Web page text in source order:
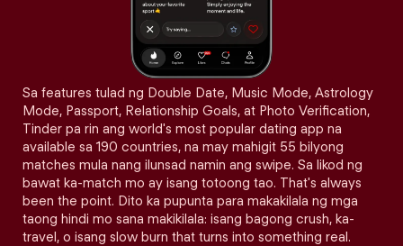
Sa features tulad ng Double Date, Music Mode, Astrology
Mode, Passport, Relationship Goals, at Photo Verification,
Tinder pa rin ang world's most popular dating app na
available sa 190 countries, na may mahigit 55 bilyong
matches mula nang ilunsad namin ang swipe. Sa likod ng
bawat ka-match mo ay isang totoong tao. That's always
been the point. Dito ka pupunta para makakilala ng mga
taong hindi mo sana makikilala: isang bagong crush, ka-
travel, o isang slow burn that turns into something real.